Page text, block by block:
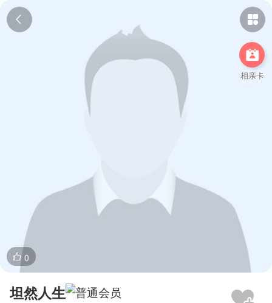
 

相亲卡
 0
坦然人生